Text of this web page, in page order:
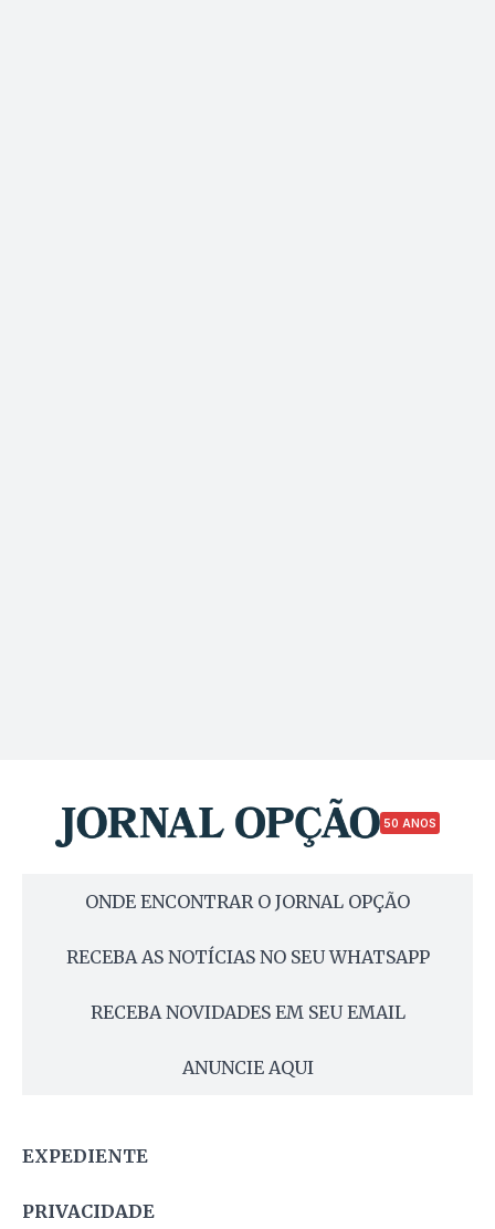
50 ANOS
ONDE ENCONTRAR O JORNAL OPÇÃO
RECEBA AS NOTÍCIAS NO SEU WHATSAPP
RECEBA NOVIDADES EM SEU EMAIL
ANUNCIE AQUI
EXPEDIENTE
PRIVACIDADE